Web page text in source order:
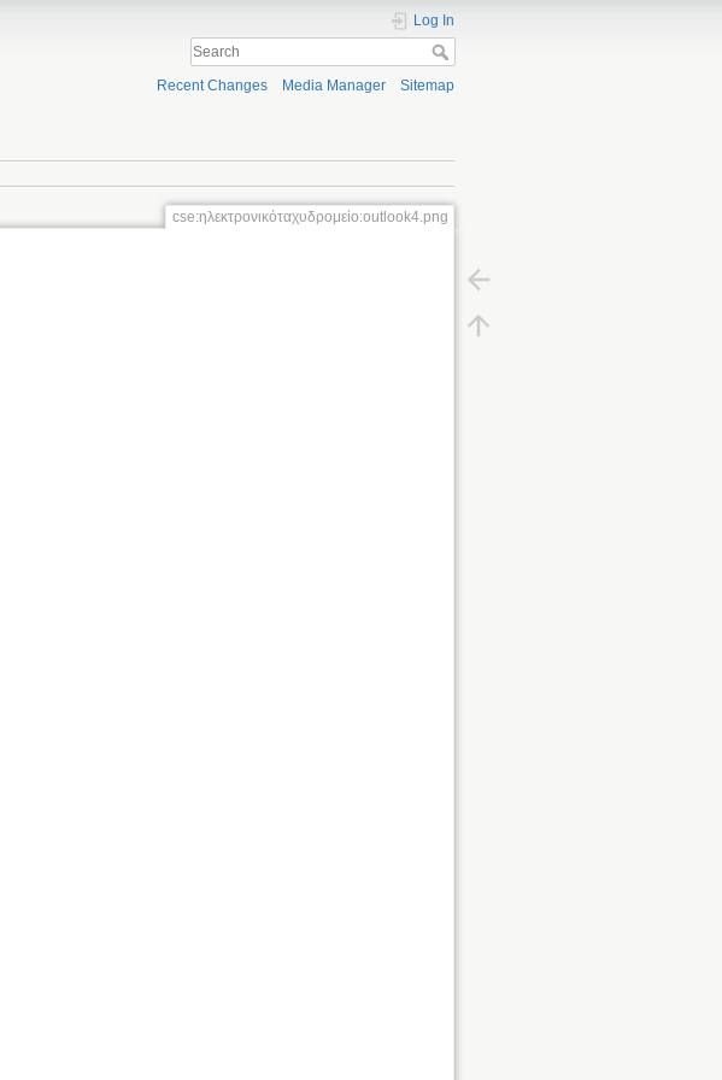
Log In
Recent Changes Media Manager Sitemap
cse:ηλεκτρονικόταχυδρομείο:outlook4.png